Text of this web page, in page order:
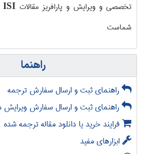
تخصصی و ویرایش و پارافریز مقالاتISI
شماست
راهنما
راهنمای ثبت و ارسال سفارش ترجمه
راهنمای ثبت و ارسال سفارش ویرایش
فرایند خرید یا دانلود مقاله ترجمه شده
ابزارهای مفید